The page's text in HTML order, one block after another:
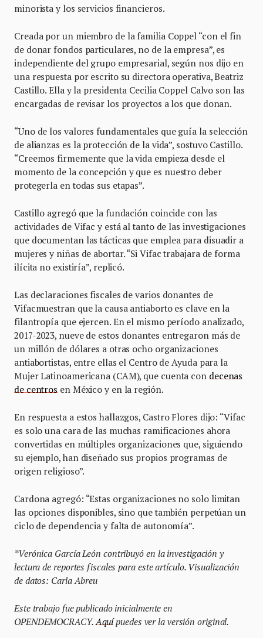
minorista y los servicios financieros.
Creada por un miembro de la familia Coppel “con el fin
de donar fondos particulares, no de la empresa”, es
independiente del grupo empresarial, según nos dijo en
una respuesta por escrito su directora operativa, Beatriz
Castillo. Ella y la presidenta Cecilia Coppel Calvo son las
encargadas de revisar los proyectos a los que donan.
“Uno de los valores fundamentales que guía la selección
de alianzas es la protección de la vida”, sostuvo Castillo.
“Creemos firmemente que la vida empieza desde el
momento de la concepción y que es nuestro deber
protegerla en todas sus etapas”.
Castillo agregó que la fundación coincide con las
actividades de Vifac y está al tanto de las investigaciones
que documentan las tácticas que emplea para disuadir a
mujeres y niñas de abortar. “Si Vifac trabajara de forma
ilícita no existiría”, replicó.
Las declaraciones fiscales de varios donantes de
Vifacmuestran que la causa antiaborto es clave en la
filantropía que ejercen. En el mismo período analizado,
2017-2023, nueve de estos donantes entregaron más de
un millón de dólares a otras ocho organizaciones
antiabortistas, entre ellas el Centro de Ayuda para la
Mujer Latinoamericana (CAM), que cuenta con decenas
de centros en México y en la región.
En respuesta a estos hallazgos, Castro Flores dijo: “Vifac
es solo una cara de las muchas ramificaciones ahora
convertidas en múltiples organizaciones que, siguiendo
su ejemplo, han diseñado sus propios programas de
origen religioso”.
Cardona agregó: “Estas organizaciones no solo limitan
las opciones disponibles, sino que también perpetúan un
ciclo de dependencia y falta de autonomía”.
*Verónica García León contribuyó en la investigación y
lectura de reportes fiscales para este artículo. Visualización
de datos: Carla Abreu
Este trabajo fue publicado inicialmente en
OPENDEMOCRACY.Aquípuedes ver la versión original.